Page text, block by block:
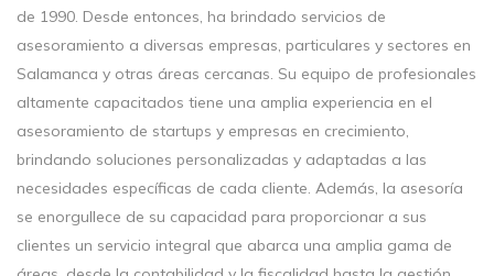
de 1990. Desde entonces, ha brindado servicios de
asesoramiento a diversas empresas, particulares y sectores en
Salamanca y otras áreas cercanas. Su equipo de profesionales
altamente capacitados tiene una amplia experiencia en el
asesoramiento de startups y empresas en crecimiento,
brindando soluciones personalizadas y adaptadas a las
necesidades específicas de cada cliente. Además, la asesoría
se enorgullece de su capacidad para proporcionar a sus
clientes un servicio integral que abarca una amplia gama de